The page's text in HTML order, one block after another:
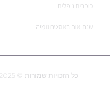
כוכבים נופלים
שנת אור באסטרונומיה
כל הזכויות שמורות © 2025 וידאל אסטרונומיה יהודית